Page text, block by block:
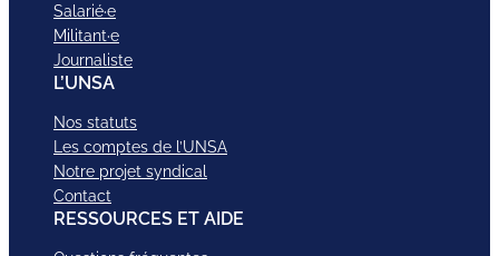
Salarié·e
Militant·e
Journaliste
L’UNSA
Nos statuts
Les comptes de l’UNSA
Notre projet syndical
Contact
RESSOURCES ET AIDE